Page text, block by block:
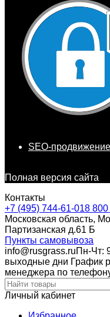
SEO-
Полная версия сайта
Контакты
+7 (495) 744-61-018 800
Московская область,
Партизанская д.61 Б
Пункты самовывоза
info@rusgrass.ruПн-Чт:
выходные дни График
менеджера по
Личный кабинет